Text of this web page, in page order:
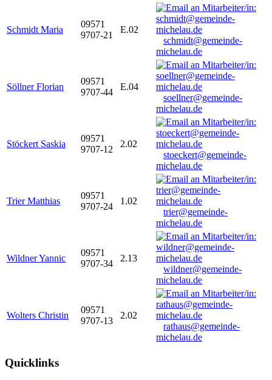
Schmidt Maria
09571
9707-21
E.02
schmidt@gemeinde-
michelau.de
Söllner Florian
09571
9707-44
E.04
soellner@gemeinde-
michelau.de
Stöckert Saskia
09571
9707-12
2.02
stoeckert@gemeinde-
michelau.de
Trier Matthias
09571
9707-24
1.02
trier@gemeinde-
michelau.de
Wildner Yannic
09571
9707-34
2.13
wildner@gemeinde-
michelau.de
Wolters Christin
09571
9707-13
2.02
rathaus@gemeinde-
michelau.de
Quicklinks